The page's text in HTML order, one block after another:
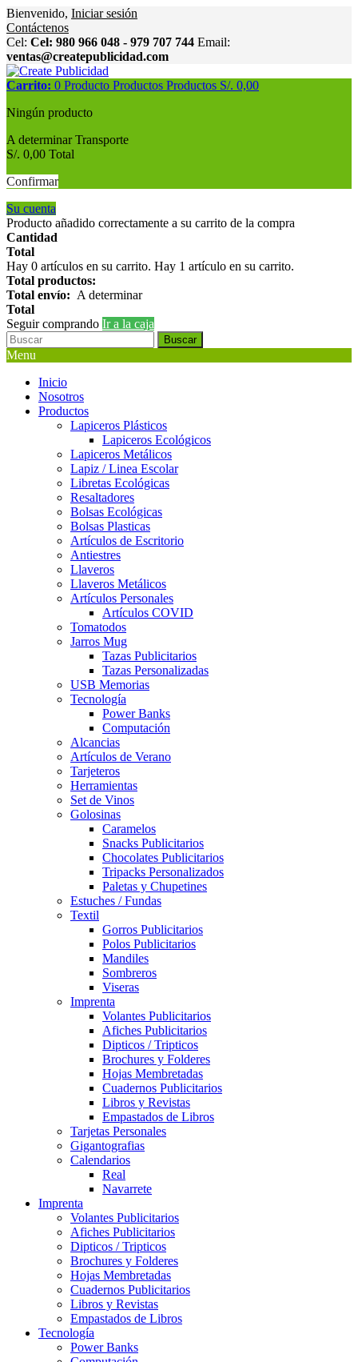
Bienvenido, Iniciar sesión
Contáctenos
Cel: Cel: 980 966 048 - 979 707 744 Email:
ventas@createpublicidad.com
Carrito: 0 Producto Productos Productos S/. 0,00
Ningún producto
A determinarTransporte
S/. 0,00 Total
Confirmar
Su cuenta
Producto añadido correctamente a su carrito de la compra
Cantidad
Total
Hay 0 artículos en su carrito. Hay 1 artículo en su carrito.
Total productos:
Total envío: A determinar
Total
Seguir comprando Ir a la caja
Buscar
Menu
Inicio
Nosotros
Productos
Lapiceros Plásticos
Lapiceros Ecológicos
Lapiceros Metálicos
Lapiz / Linea Escolar
Libretas Ecológicas
Resaltadores
Bolsas Ecológicas
Bolsas Plasticas
Artículos de Escritorio
Antiestres
Llaveros
Llaveros Metálicos
Artículos Personales
Artículos COVID
Tomatodos
Jarros Mug
Tazas Publicitarios
Tazas Personalizadas
USB Memorias
Tecnología
Power Banks
Computación
Alcancias
Artículos de Verano
Tarjeteros
Herramientas
Set de Vinos
Golosinas
Caramelos
Snacks Publicitarios
Chocolates Publicitarios
Tripacks Personalizados
Paletas y Chupetines
Estuches / Fundas
Textil
Gorros Publicitarios
Polos Publicitarios
Mandiles
Sombreros
Viseras
Imprenta
Volantes Publicitarios
Afiches Publicitarios
Dipticos / Tripticos
Brochures y Folderes
Hojas Membretadas
Cuadernos Publicitarios
Libros y Revistas
Empastados de Libros
Tarjetas Personales
Gigantografias
Calendarios
Real
Navarrete
Imprenta
Volantes Publicitarios
Afiches Publicitarios
Dipticos / Tripticos
Brochures y Folderes
Hojas Membretadas
Cuadernos Publicitarios
Libros y Revistas
Empastados de Libros
Tecnología
Power Banks